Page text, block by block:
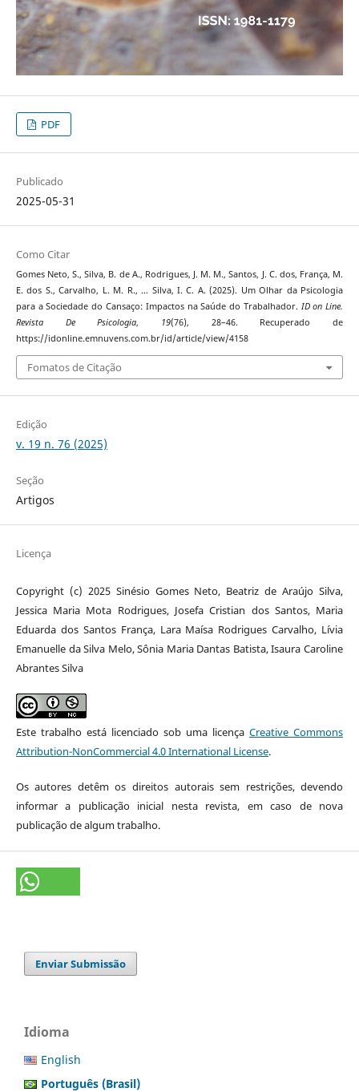
PDF
Publicado
2025-05-31
Como Citar
Gomes Neto, S., Silva, B. de A., Rodrigues, J. M. M., Santos, J. C. dos, França, M.
E. dos S., Carvalho, L. M. R., … Silva, I. C. A. (2025). Um Olhar da Psicologia
para a Sociedade do Cansaço: Impactos na Saúde do Trabalhador. ID on Line.
Revista De Psicologia, 19(76), 28–46. Recuperado de
https://idonline.emnuvens.com.br/id/article/view/4158
Fomatos de Citação
Edição
v. 19 n. 76 (2025)
Seção
Artigos
Licença
Copyright (c) 2025 Sinésio Gomes Neto, Beatriz de Araújo Silva,
Jessica Maria Mota Rodrigues, Josefa Cristian dos Santos, Maria
Eduarda dos Santos França, Lara Maísa Rodrigues Carvalho, Lívia
Emanuelle da Silva Melo, Sônia Maria Dantas Batista, Isaura Caroline
Abrantes Silva
Este trabalho está licenciado sob uma licençaCreative Commons
Attribution-NonCommercial 4.0 International License.
Os autores detêm os direitos autorais sem restrições, devendo
informar a publicação inicial nesta revista, em caso de nova
publicação de algum trabalho.
Enviar Submissão
Idioma
English
Português (Brasil)